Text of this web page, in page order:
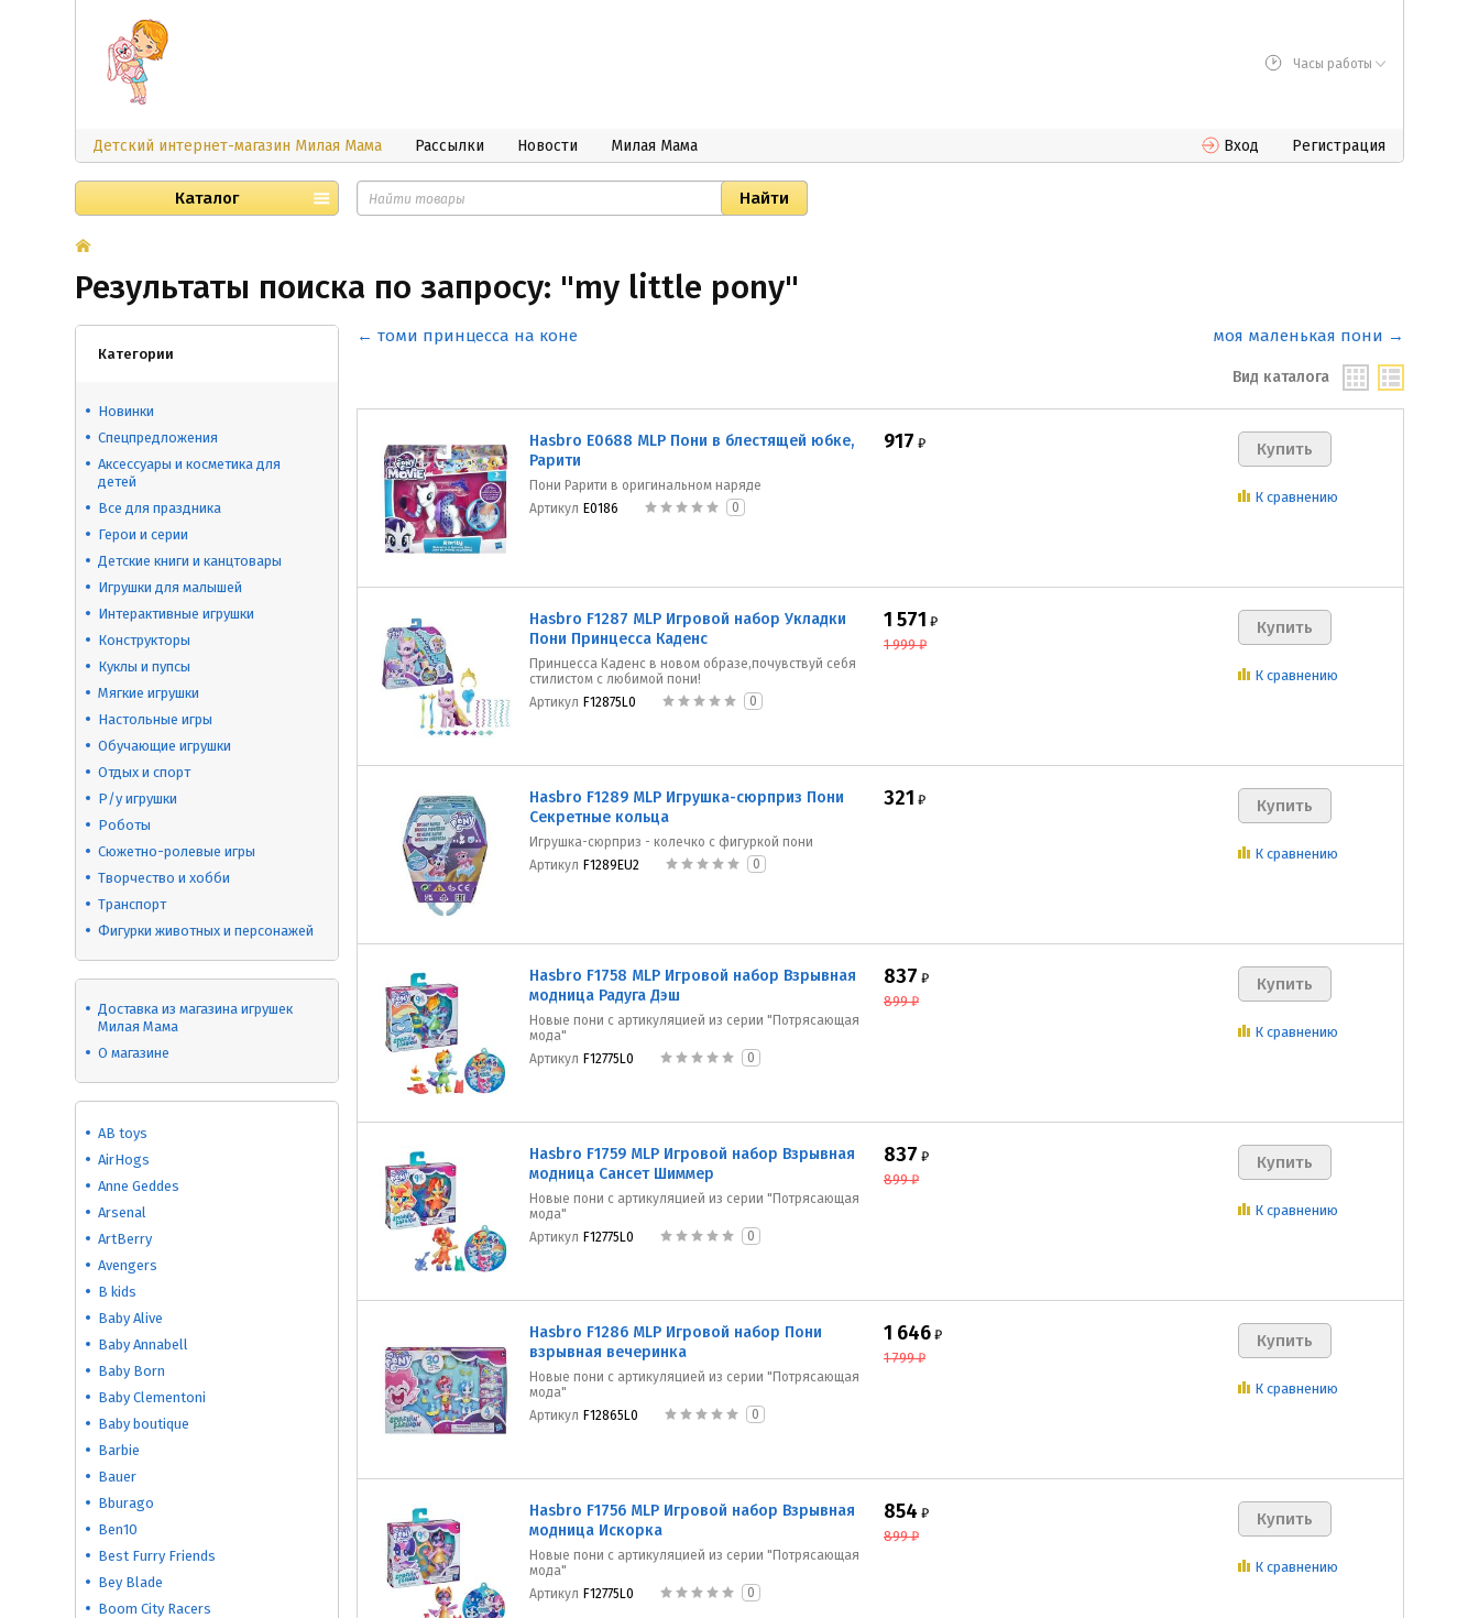
Часы работы
Детский интернет-магазин Милая Мама Рассылки Новости Милая Мама Вход Регистрация
Каталог
Результаты поиска по запросу: "my little pony"
Категории
Новинки
Спецпредложения
Аксессуары и косметика для
детей
Все для праздника
Герои и серии
Детские книги и канцтовары
Игрушки для малышей
Интерактивные игрушки
Конструкторы
Куклы и пупсы
Мягкие игрушки
Настольные игры
Обучающие игрушки
Отдых и спорт
Р/у игрушки
Роботы
Сюжетно-ролевые игры
Творчество и хобби
Транспорт
Фигурки животных и персонажей
Доставка из магазина игрушек
Милая Мама
О магазине
AB toys
AirHogs
Anne Geddes
Arsenal
ArtBerry
Avengers
B kids
Baby Alive
Baby Annabell
Baby Born
Baby Clementoni
Baby boutique
Barbie
Bauer
Bburago
Ben10
Best Furry Friends
Bey Blade
Boom City Racers
моя маленькая пони →
← томи принцесса на коне
Вид каталога
Hasbro E0688 MLP Пони в блестящей юбке,
Рарити
Пони Рарити в оригинальном наряде
Артикул E0186 0
917 ₽
К сравнению
Hasbro F1287 MLP Игровой набор Укладки
Пони Принцесса Каденс
Принцесса Каденс в новом образе,почувствуй себя
стилистом с любимой пони!
Артикул F12875L0 0
1 571 ₽
1 999 ₽
К сравнению
Hasbro F1289 MLP Игрушка-сюрприз Пони
Секретные кольца
Игрушка-сюрприз - колечко с фигуркой пони
Артикул F1289EU2 0
321 ₽
К сравнению
Hasbro F1758 MLP Игровой набор Взрывная
модница Радуга Дэш
Новые пони с артикуляцией из серии "Потрясающая
мода"
Артикул F12775L0 0
837 ₽
899 ₽
К сравнению
Hasbro F1759 MLP Игровой набор Взрывная
модница Сансет Шиммер
Новые пони с артикуляцией из серии "Потрясающая
мода"
Артикул F12775L0 0
837 ₽
899 ₽
К сравнению
Hasbro F1286 MLP Игровой набор Пони
взрывная вечеринка
Новые пони с артикуляцией из серии "Потрясающая
мода"
Артикул F12865L0 0
1 646 ₽
1 799 ₽
К сравнению
Hasbro F1756 MLP Игровой набор Взрывная
модница Искорка
Новые пони с артикуляцией из серии "Потрясающая
мода"
Артикул F12775L0 0
854 ₽
899 ₽
К сравнению